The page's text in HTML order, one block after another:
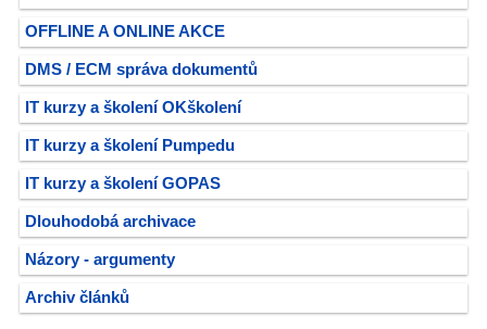
OFFLINE A ONLINE AKCE
DMS / ECM správa dokumentů
IT kurzy a školení OKškolení
IT kurzy a školení Pumpedu
IT kurzy a školení GOPAS
Dlouhodobá archivace
Názory - argumenty
Archiv článků